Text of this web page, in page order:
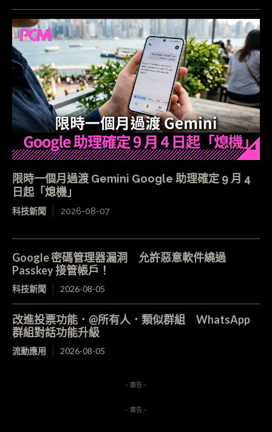
限時一個月過渡 Gemini Google 助理確定 9 月 4
日起「熄機」
科技新聞 2026-08-07
Google 密碼管理器漏洞 允許惡意軟件繞過
Passkey 接管帳戶！
科技新聞 2026-08-05
改進投票功能．@所有人．類似群組 WhatsApp
群組對話功能升級
流動應用 2026-08-05
- 廣告 -
- 廣告 -